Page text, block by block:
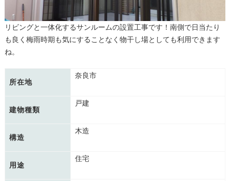
リビングと一体化するサンルームの設置工事です！南側で日当たり
も良く梅雨時期も気にすることなく物干し場としても利用できます
ね。
所在地
奈良市
建物種類
戸建
構造
木造
用途
住宅